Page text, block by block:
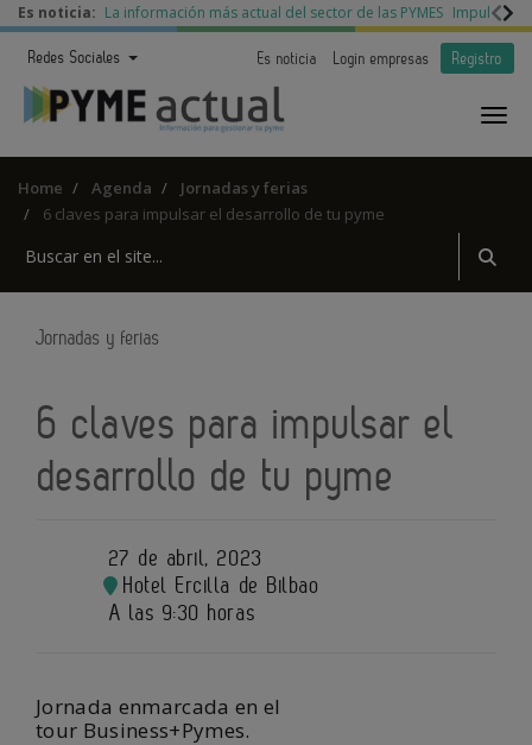
Es noticia: La información más actual del sector de las PYMES Impulso a
Redes Sociales Es noticia Login empresas Registro
Home Agenda
Jornadas y ferias
6 claves para impulsar el desarrollo de tu pyme
Jornadas y ferias
6 claves para impulsar el
desarrollo de tu pyme
27 de abril, 2023
Hotel Ercilla de Bilbao
A las 9:30 horas
Jornada enmarcada en el
tour Business+Pymes.